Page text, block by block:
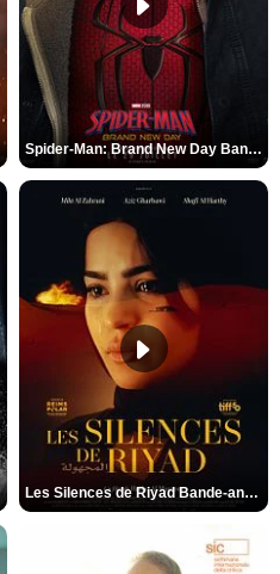
Spider-Man: Brand New Day Bande-annonce VO STFR
Les Silences de Riyad Bande-annonce VO STFR